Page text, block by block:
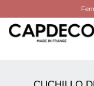
CATEGORÍAS